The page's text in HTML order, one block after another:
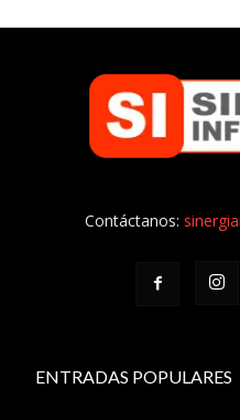
Contáctanos:
ENTRADAS POPULARES